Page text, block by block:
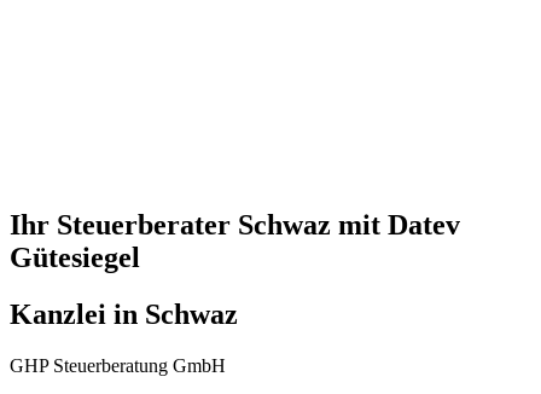
Ihr Steuerberater Schwaz mit Datev
Gütesiegel
Kanzlei in Schwaz
GHP Steuerberatung GmbH